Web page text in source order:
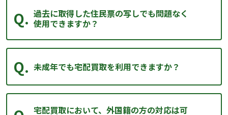
過去に取得した住民票の写しでも問題なく
使用できますか？
未成年でも宅配買取を利用できますか？
宅配買取において、外国籍の方の対応は可